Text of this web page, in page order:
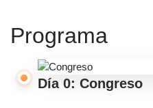
Programa
Día 0: Congreso